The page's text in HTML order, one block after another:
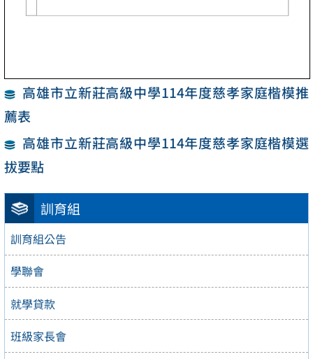
訓育組
訓育組公告
學聯會
就學貸款
班級家長會
高雄市立新莊高級中學114年度慈孝家庭楷模推
薦表
高雄市立新莊高級中學114年度慈孝家庭楷模選
拔要點